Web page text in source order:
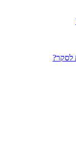
לסקר?